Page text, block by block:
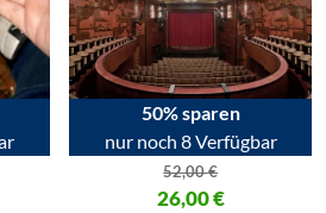
80,00 €
50% sparen
nur noch 8 Verfügbar
52,00€
Ursprünglicher Preis war:
26,00€